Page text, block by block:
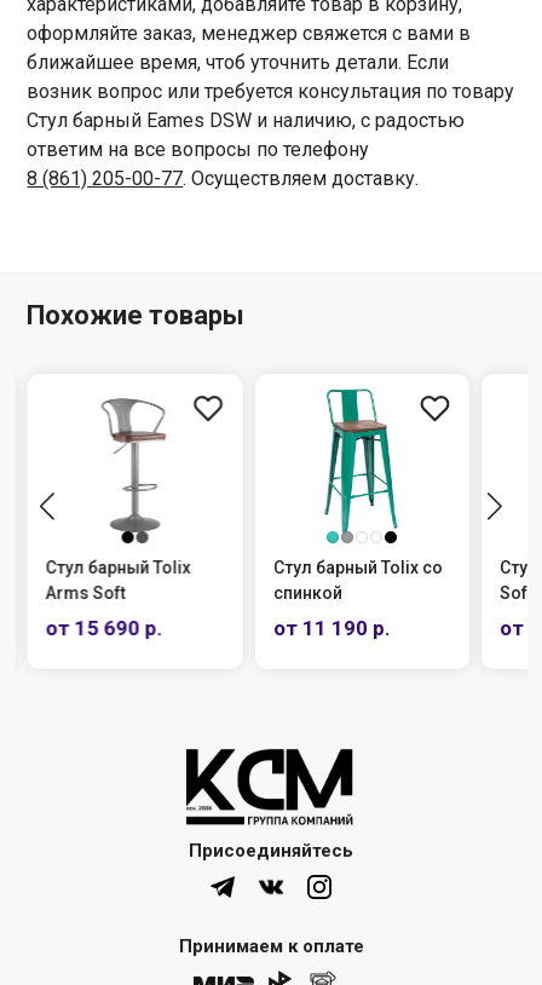
оформляйте заказ, менеджер свяжется с вами в
ближайшее время, чтоб уточнить детали. Если
возник вопрос или требуется консультация по товару
Стул барный Eames DSW и наличию, с радостью
ответим на все вопросы по телефону
8 (861) 205-00-77. Осуществляем доставку.
Похожие товары
Стул барный Tolix со
спинкой
от 11 190 р.
Стул барный Tolix
Soft
от 11 190 р.
Присоединяйтесь
Принимаем к оплате